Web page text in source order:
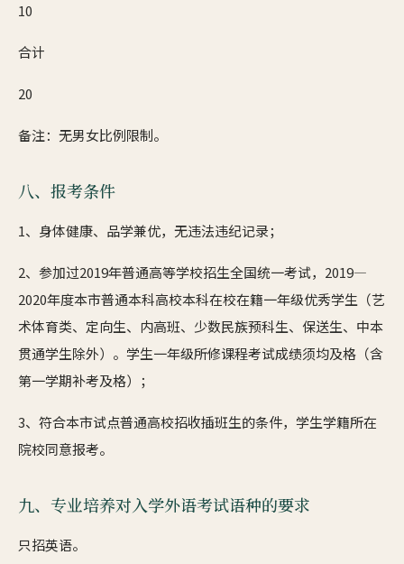
10
合计
20
备注：无男女比例限制。
八、报考条件
1、身体健康、品学兼优，无违法违纪记录；
2、参加过2019年普通高等学校招生全国统一考试，2019—
2020年度本市普通本科高校本科在校在籍一年级优秀学生（艺
术体育类、定向生、内高班、少数民族预科生、保送生、中本
贯通学生除外）。学生一年级所修课程考试成绩须均及格（含
第一学期补考及格）；
3、符合本市试点普通高校招收插班生的条件，学生学籍所在
院校同意报考。
九、专业培养对入学外语考试语种的要求
只招英语。